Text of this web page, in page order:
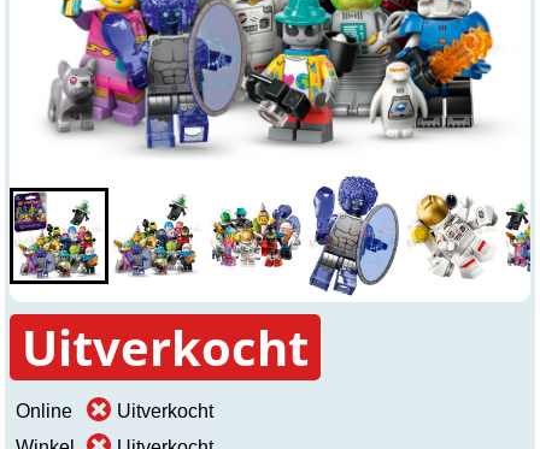
Uitverkocht
Online
Uitverkocht